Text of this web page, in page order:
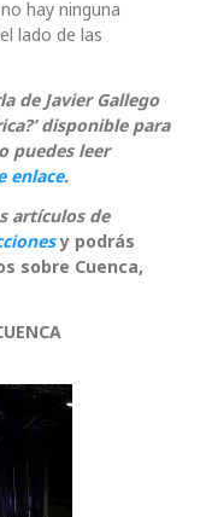
hay ninguna
lado de las
de Javier Gallego
disponible para
puedes leer
enlace.
artículos de
y podrás
sobre Cuenca,